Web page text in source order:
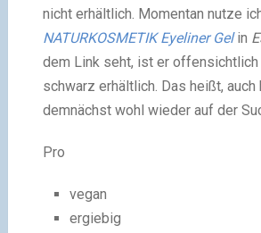
nicht erhältlich. Momentan nutze
NATURKOSMETIK Eyeliner Gelin
dem Link seht, ist er offensichtlich
schwarz erhältlich. Das heißt, auch
demnächst wohl wieder auf der
Pro
vegan
ergiebig